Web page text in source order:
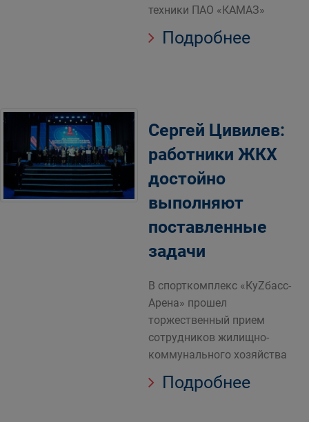
техники ПАО «КАМАЗ»
Подробнее
Сергей Цивилев:
работники ЖКХ
достойно
выполняют
поставленные
задачи
В спорткомплекс «КуZбасс-
Арена» прошел
торжественный прием
сотрудников жилищно-
коммунального хозяйства
Подробнее